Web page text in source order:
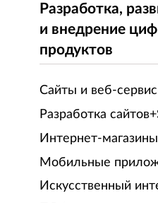
Разработка,
и внедрение
продуктов
Сайты и веб-
Разработка
Интернет-магазины
Мобильные
Искусственный